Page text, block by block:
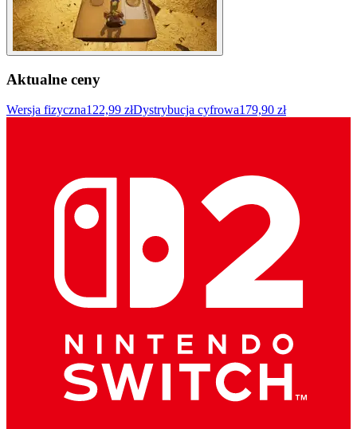
Aktualne ceny
Wersja fizyczna122,99 złDystrybucja cyfrowa179,90 zł